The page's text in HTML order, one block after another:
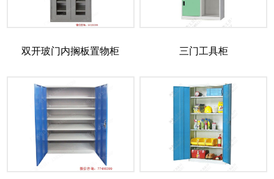
双开玻门内搁板置物柜 三门工具柜